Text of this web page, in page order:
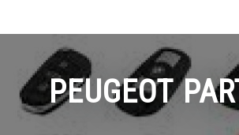
PEUGEOT